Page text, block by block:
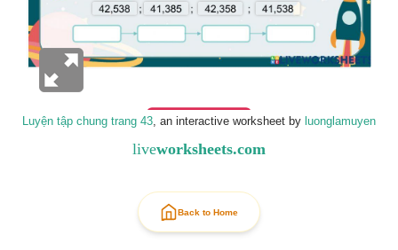
Luyện tập chung trang 43, an interactive worksheet by luonglamuyen
liveworksheets.com
Back to Home